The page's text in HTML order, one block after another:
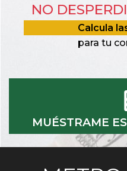
NO
Calcula
para tu
MUÉSTRAME